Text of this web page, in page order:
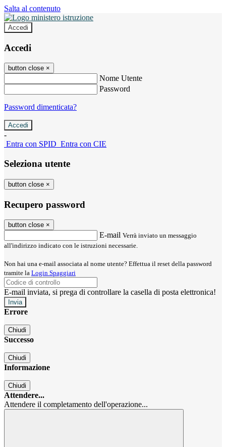
Salta al contenuto
Accedi
Accedi
button close ×
Nome Utente
Password
Password dimenticata?
-
Entra con SPID Entra con CIE
Seleziona utente
button close ×
Recupero password
button close ×
E-mail Verrà inviato un messaggio
all'indirizzo indicato con le istruzioni necessarie.
Non hai una e-mail associata al nome utente? Effettua il reset della password
tramite la Login Spaggiari
E-mail inviata, si prega di controllare la casella di posta elettronica!
Errore
Chiudi
Successo
Chiudi
Informazione
Chiudi
Attendere...
Attendere il completamento dell'operazione...